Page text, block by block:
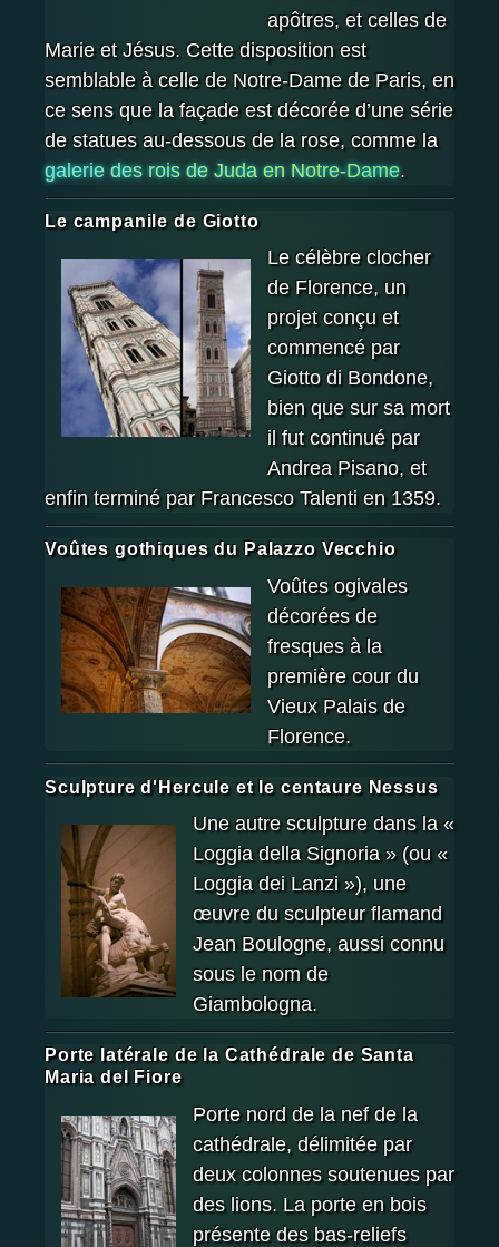
apôtres, et celles de
Marie et Jésus. Cette disposition est
semblable à celle de Notre-Dame de Paris, en
ce sens que la façade est décorée d’une série
de statues au-dessous de la rose, comme la
galerie des rois de Juda en Notre-Dame.
Le campanile de Giotto
Le célèbre clocher
de Florence, un
projet conçu et
commencé par
Giotto di Bondone,
bien que sur sa mort
il fut continué par
Andrea Pisano, et
enfin terminé par Francesco Talenti en 1359.
Voûtes gothiques du Palazzo Vecchio
Voûtes ogivales
décorées de
fresques à la
première cour du
Vieux Palais de
Florence.
Sculpture d'Hercule et le centaure Nessus
Une autre sculpture dans la «
Loggia della Signoria » (ou «
Loggia dei Lanzi »), une
œuvre du sculpteur flamand
Jean Boulogne, aussi connu
sous le nom de
Giambologna.
Porte latérale de la Cathédrale de Santa
Maria del Fiore
Porte nord de la nef de la
cathédrale, délimitée par
deux colonnes soutenues par
des lions. La porte en bois
présente des bas-reliefs